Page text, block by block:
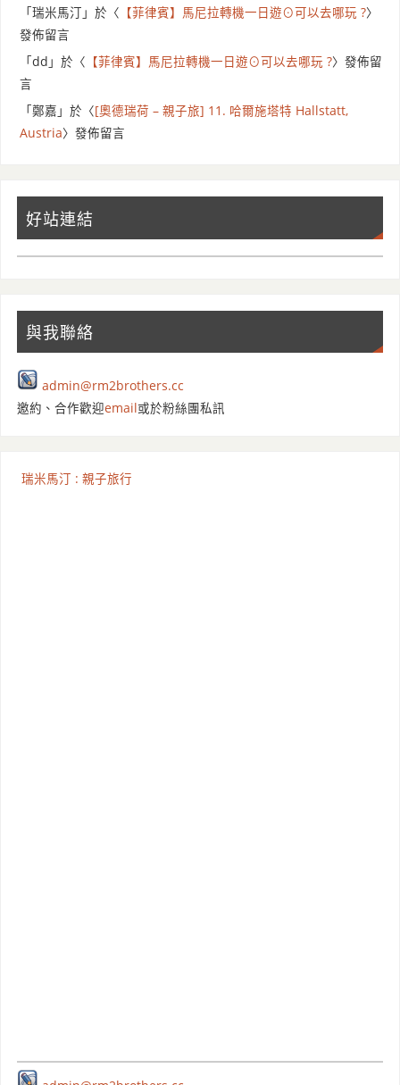
「瑞米馬汀 」於〈 【菲律賓】馬尼拉轉機一日遊⊙可以去哪玩 ?〉
發佈留言
「dd 」於〈 【菲律賓】馬尼拉轉機一日遊⊙可以去哪玩 ?〉發佈留
言
「鄭嘉 」於〈[奧德瑞荷 – 親子旅] 11. 哈爾施塔特 Hallstatt,
Austria〉發佈留言
好站連結
與我聯絡
admin@rm2brothers.cc
邀約、合作歡迎email或於粉絲團私訊
瑞米馬汀 : 親子旅行